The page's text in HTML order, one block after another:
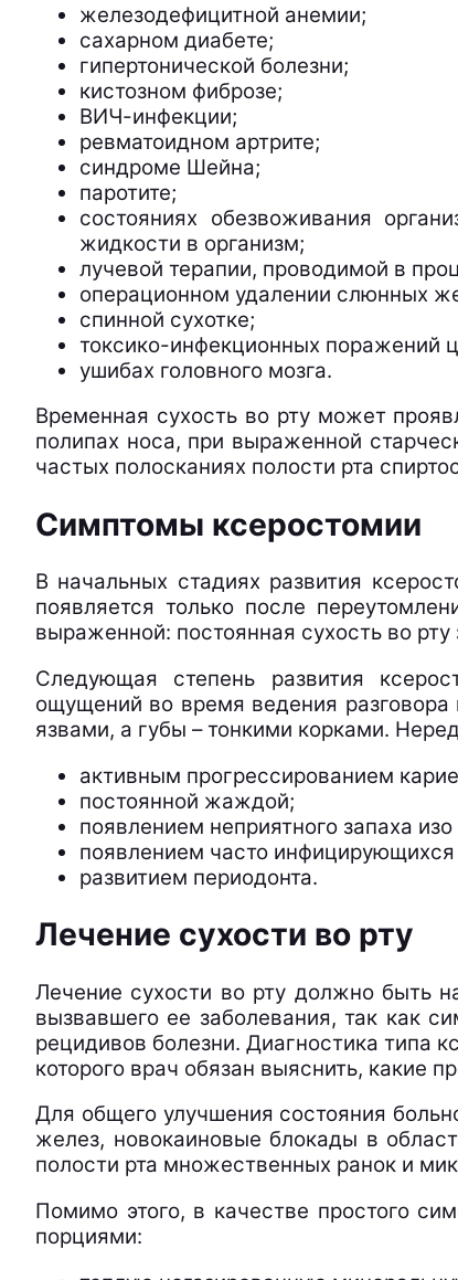
железодефицитной анемии;
сахарном диабете;
гипертонической болезни;
кистозном фиброзе;
ВИЧ-инфекции;
ревматоидном артрите;
синдроме Шейна;
паротите;
состояниях обезвоживания
жидкости в организм;
лучевой терапии, проводимой в
операционном удалении слюнных
спинной сухотке;
токсико-инфекционных поражений
ушибах головного мозга.
Временная сухость во рту может
полипах носа, при выраженной
частых полосканиях полости рта
Симптомы ксеростомии
В начальных стадиях развития
появляется только после
выраженной: постоянная сухость во
Следующая степень развития
ощущений во время ведения разговора
язвами, а губы – тонкими корками.
активным прогрессированием
постоянной жаждой;
появлением неприятного запаха изо
появлением часто инфицирующихся
развитием периодонта.
Лечение сухости во рту
Лечение сухости во рту должно быть
вызвавшего ее заболевания, так как
рецидивов болезни. Диагностика типа
которого врач обязан выяснить, какие
Для общего улучшения состояния
желез, новокаиновые блокады в
полости рта множественных ранок и
Помимо этого, в качестве простого
порциями: